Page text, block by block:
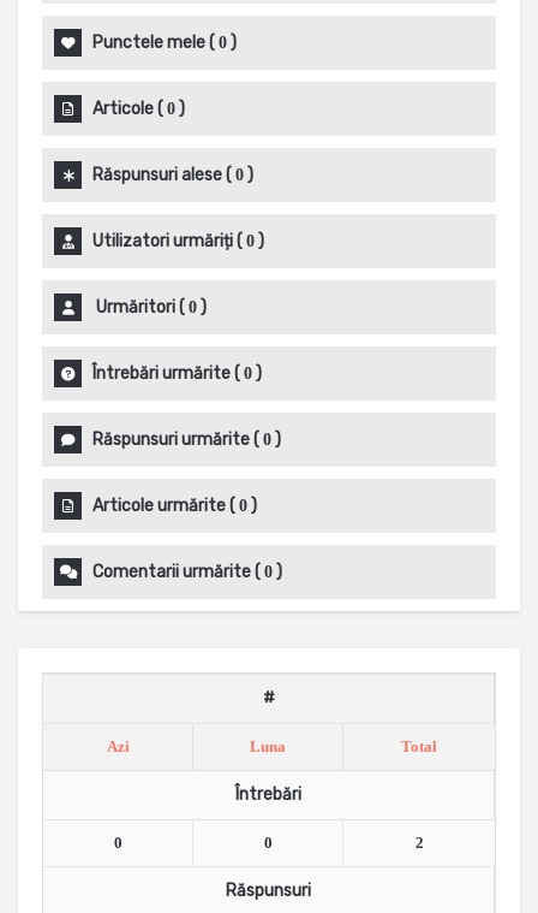
Punctele mele( 0 )
Articole( 0 )
Răspunsuri alese( 0 )
Utilizatori urmăriți( 0 )
Urmăritori( 0 )
Întrebări urmărite( 0 )
Răspunsuri urmărite( 0 )
Articole urmărite( 0 )
Comentarii urmărite( 0 )
#
Azi Luna Total
Întrebări
0 0 2
Răspunsuri